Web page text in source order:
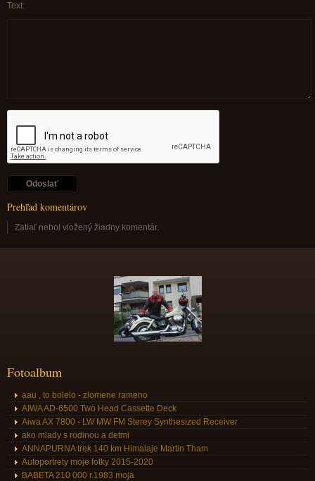
Text:
Prehľad komentárov
Zatiaľ nebol vložený žiadny komentár.
Fotoalbum
aau , to bolelo - zlomene rameno
AIWA AD-6500 Two Head Cassette Deck
Aiwa AX 7800 - LW MW FM Sterey Synthesized Receiver
ako mlady s rodinou a detmi
ANNAPURNA trek 140 km Himalaje Martin Tham
Autoportrety moje fotky 2015-2020
BABETA 210 000 r.1983 moja